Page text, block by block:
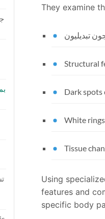
They examine
تبديليون
Structural
Dark
White
Tissue
Using
features and
specific body